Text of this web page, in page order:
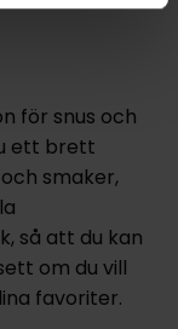
för snus och
ett brett
smaker,
så att du kan
om du vill
favoriter.